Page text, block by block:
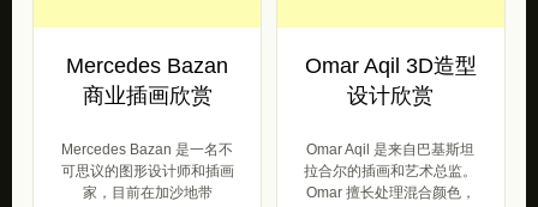
Mercedes Bazan
商业插画欣赏
Mercedes Bazan 是一名不
可思议的图形设计师和插画
家，目前在加沙地带
Omar Aqil 3D造型
设计欣赏
Omar Aqil 是来自巴基斯坦
拉合尔的插画和艺术总监。
Omar 擅长处理混合颜色，